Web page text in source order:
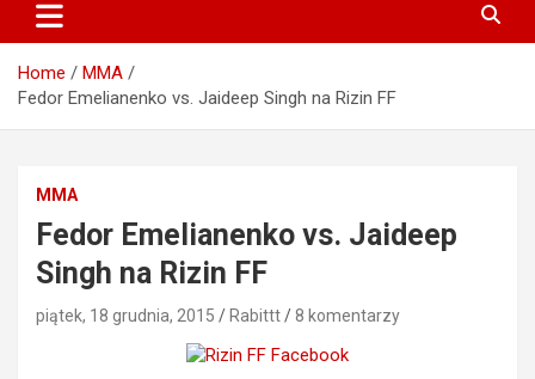
Home
MMA
Fedor Emelianenko vs. Jaideep Singh na Rizin FF
MMA
Fedor Emelianenko vs. Jaideep
Singh na Rizin FF
piątek, 18 grudnia, 2015 Rabittt 8 komentarzy